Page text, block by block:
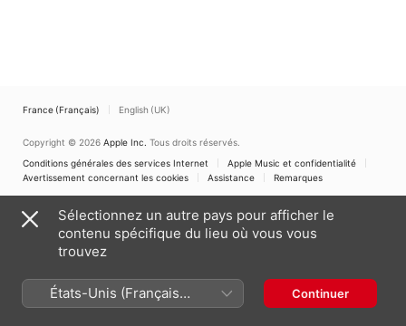
France (Français) English (UK)
Copyright © 2026 Apple Inc. Tous droits réservés.
Conditions générales des services Internet
Apple Music et confidentialité
Avertissement concernant les cookies
Assistance Remarques
Sélectionnez un autre pays pour afficher le
contenu spécifique du lieu où vous vous
trouvez
États-Unis (Français
France)
Continuer